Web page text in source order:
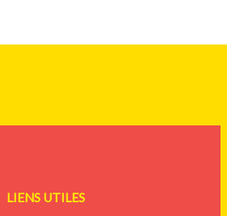
LIENS UTILES